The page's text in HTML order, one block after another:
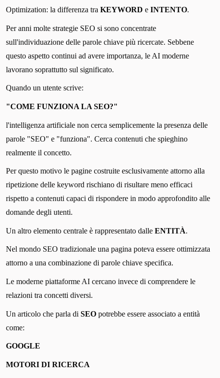
Optimization: la differenza tra KEYWORD e INTENTO.
Per anni molte strategie SEO si sono concentrate
sull'individuazione delle parole chiave più ricercate. Sebbene
questo aspetto continui ad avere importanza, le AI moderne
lavorano soprattutto sul significato.
Quando un utente scrive:
"COME FUNZIONA LA SEO?"
l'intelligenza artificiale non cerca semplicemente la presenza delle
parole "SEO" e "funziona". Cerca contenuti che spieghino
realmente il concetto.
Per questo motivo le pagine costruite esclusivamente attorno alla
ripetizione delle keyword rischiano di risultare meno efficaci
rispetto a contenuti capaci di rispondere in modo approfondito alle
domande degli utenti.
Un altro elemento centrale è rappresentato dalle ENTITÀ.
Nel mondo SEO tradizionale una pagina poteva essere ottimizzata
attorno a una combinazione di parole chiave specifica.
Le moderne piattaforme AI cercano invece di comprendere le
relazioni tra concetti diversi.
Un articolo che parla di SEO potrebbe essere associato a entità
come:
GOOGLE
MOTORI DI RICERCA